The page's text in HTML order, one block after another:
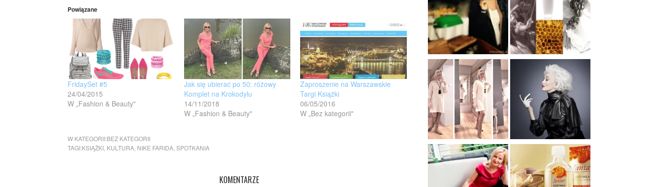
Powiązane
FridaySet #5
24/04/2015
W „Fashion & Beauty"
Jak się ubierać po 50: różowy
Komplet na Krokodylu
14/11/2018
W „Fashion & Beauty"
Zaproszenie na Warszawskie
Targi Książki
06/05/2016
W „Bez kategorii"
W KATEGORII:BEZ KATEGORII
TAGI:KSIĄŻKI KULTURA NIKE FARIDA SPOTKANIA
KOMENTARZE